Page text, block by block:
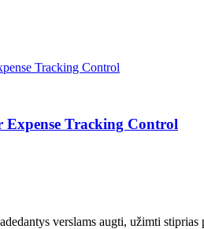
Expense Tracking Control
verslams augti, užimti